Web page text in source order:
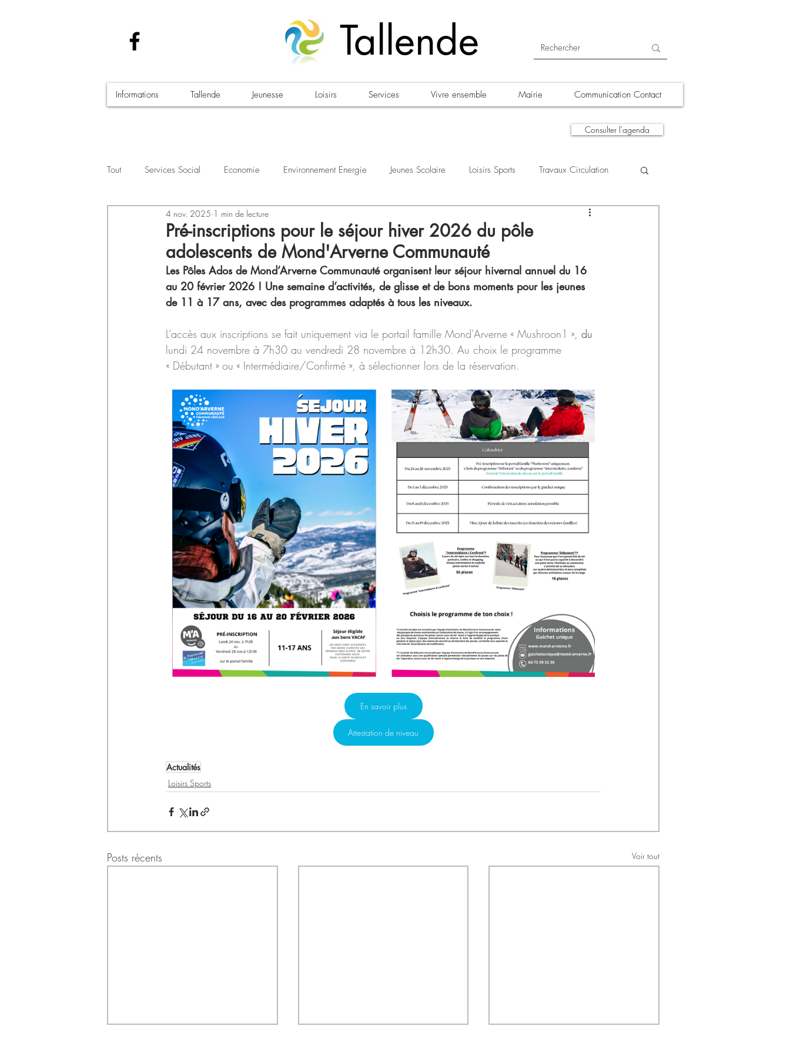
Tallende
Informations Tallende Jeunesse Loisirs Services Vivre ensemble Mairie Communication Contact
Consulter l'agenda
Tout Services Social Economie Environnement Energie Jeunes Scolaire Loisirs Sports Travaux Circulation
Santé - Covid-19 Culture Manifestations A la une
Pré-inscriptions pour le séjour hiver 2026 du pôle
adolescents de Mond'Arverne Communauté
4 nov. 2025 1 min de lecture
Les Pôles Ados de Mond’Arverne Communauté organisent leur séjour hivernal annuel du 16
au 20 février 2026 ! Une semaine d’activités, de glisse et de bons moments pour les jeunes
de 11 à 17 ans, avec des programmes adaptés à tous les niveaux.
L’accès aux inscriptions se fait uniquement via le portail famille Mond’Arverne « Mushroon1 », du
lundi 24 novembre à 7h30 au vendredi 28 novembre à 12h30. Au choix le programme
« Débutant » ou « Intermédiaire/Confirmé », à sélectionner lors de la réservation.
En savoir plus
Attestation de niveau
Actualités
Loisirs Sports
Posts récents Voir tout